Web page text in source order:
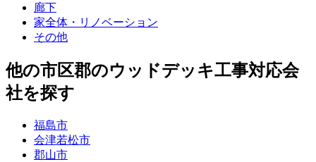
廊下
家全体・リノベーション
その他
他の市区郡のウッドデッキ工事対応会
社を探す
福島市
会津若松市
郡山市